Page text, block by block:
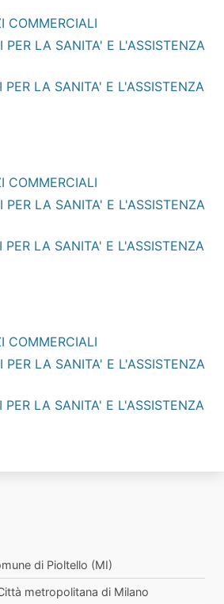
COMMERCIALI
PER LA SANITA' E L'ASSISTENZA
PER LA SANITA' E L'ASSISTENZA
COMMERCIALI
PER LA SANITA' E L'ASSISTENZA
PER LA SANITA' E L'ASSISTENZA
COMMERCIALI
PER LA SANITA' E L'ASSISTENZA
PER LA SANITA' E L'ASSISTENZA
di Pioltello (MI)
metropolitana di Milano